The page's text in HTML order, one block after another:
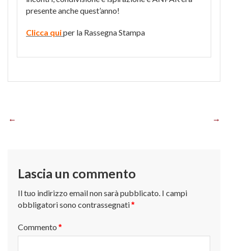
presente anche quest’anno!
Clicca quiper la Rassegna Stampa
Navigazione
Lascia un commento
Il tuo indirizzo email non sarà pubblicato. I campi
obbligatori sono contrassegnati*
Commento *